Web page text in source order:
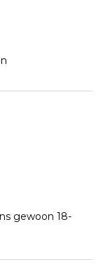
gewoon 18-